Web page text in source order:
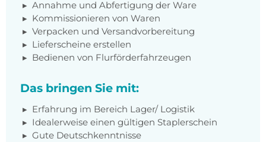
Annahme und Abfertigung der Ware
Kommissionieren von Waren
Verpacken und Versandvorbereitung
Lieferscheine erstellen
Bedienen von Flurförderfahrzeugen
Das bringen Sie mit:
Erfahrung im Bereich Lager/ Logistik
Idealerweise einen gültigen Staplerschein
Gute Deutschkenntnisse